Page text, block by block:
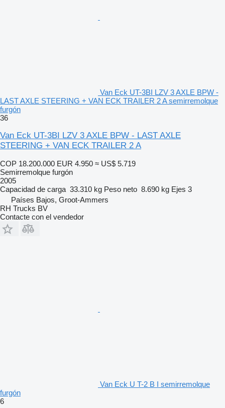
Van Eck UT-3BI LZV 3 AXLE BPW -
LAST AXLE STEERING + VAN ECK TRAILER 2 A semirremolque
furgón
36
Van Eck UT-3BI LZV 3 AXLE BPW - LAST AXLE
STEERING + VAN ECK TRAILER 2 A
COP 18.200.000 EUR 4.950 ≈ US$ 5.719
Semirremolque furgón
2005
Capacidad de carga 33.310 kg Peso neto 8.690 kg Ejes 3
Países Bajos, Groot-Ammers
RH Trucks BV
Contacte con el vendedor
Van Eck U T-2 B I semirremolque
furgón
6